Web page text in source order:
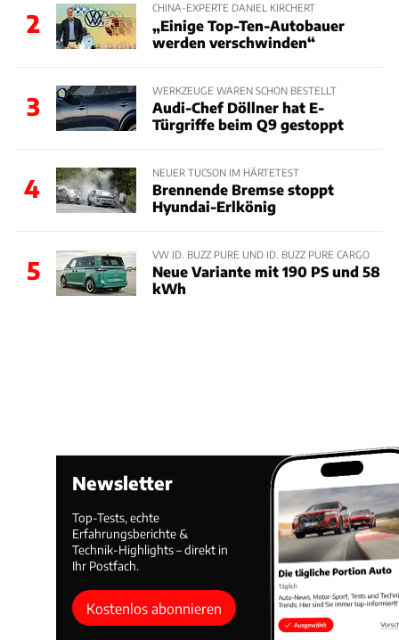
2
CHINA-EXPERTE DANIEL KIRCHERT
„Einige Top-Ten-Autobauer
werden verschwinden“
3
WERKZEUGE WAREN SCHON BESTELLT
Audi-Chef Döllner hat E-
Türgriffe beim Q9 gestoppt
4
NEUER TUCSON IM HÄRTETEST
Brennende Bremse stoppt
Hyundai-Erlkönig
5
VW ID. BUZZ PURE UND ID. BUZZ PURE CARGO
Neue Variante mit 190 PS und 58
kWh
Newsletter
Top-Tests, echte
Erfahrungsberichte &
Technik-Highlights – direkt in
Ihr Postfach.
Kostenlos abonnieren